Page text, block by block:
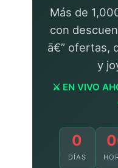
Más de
con
ā€” ofertas,
y
⚔ EN VIVO
0
DÍAS